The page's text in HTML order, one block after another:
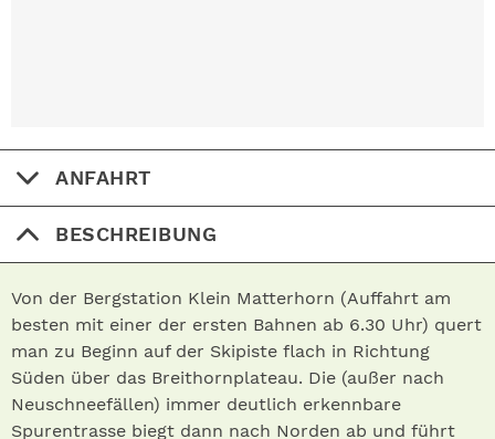
ANFAHRT
BESCHREIBUNG
Von der Bergstation Klein Matterhorn (Auffahrt am
besten mit einer der ersten Bahnen ab 6.30 Uhr) quert
man zu Beginn auf der Skipiste flach in Richtung
Süden über das Breithornplateau. Die (außer nach
Neuschneefällen) immer deutlich erkennbare
Spurentrasse biegt dann nach Norden ab und führt